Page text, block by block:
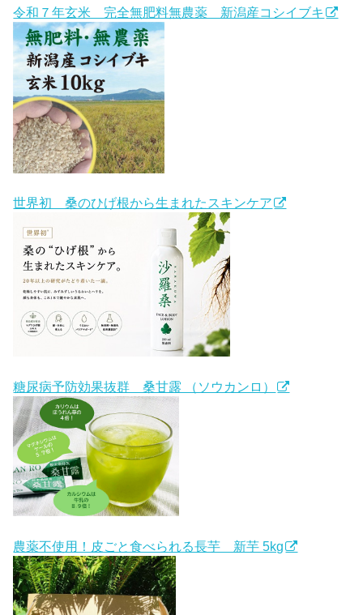
令和７年玄米 完全無肥料無農薬 新潟産コシイブキ
世界初 桑のひげ根から生まれたスキンケア
糖尿病予防効果抜群 桑甘露 （ソウカンロ）
農薬不使用！皮ごと食べられる長芋 新芋 5kg